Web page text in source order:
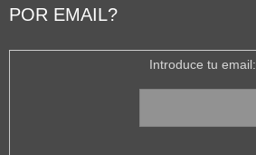
POR EMAIL?
Introduce tu email: